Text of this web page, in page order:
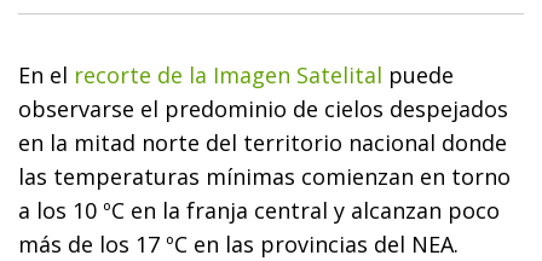
En el recorte de la Imagen Satelital puede
observarse el predominio de cielos despejados
en la mitad norte del territorio nacional donde
las temperaturas mínimas comienzan en torno
a los 10 ºC en la franja central y alcanzan poco
más de los 17 ºC en las provincias del NEA.